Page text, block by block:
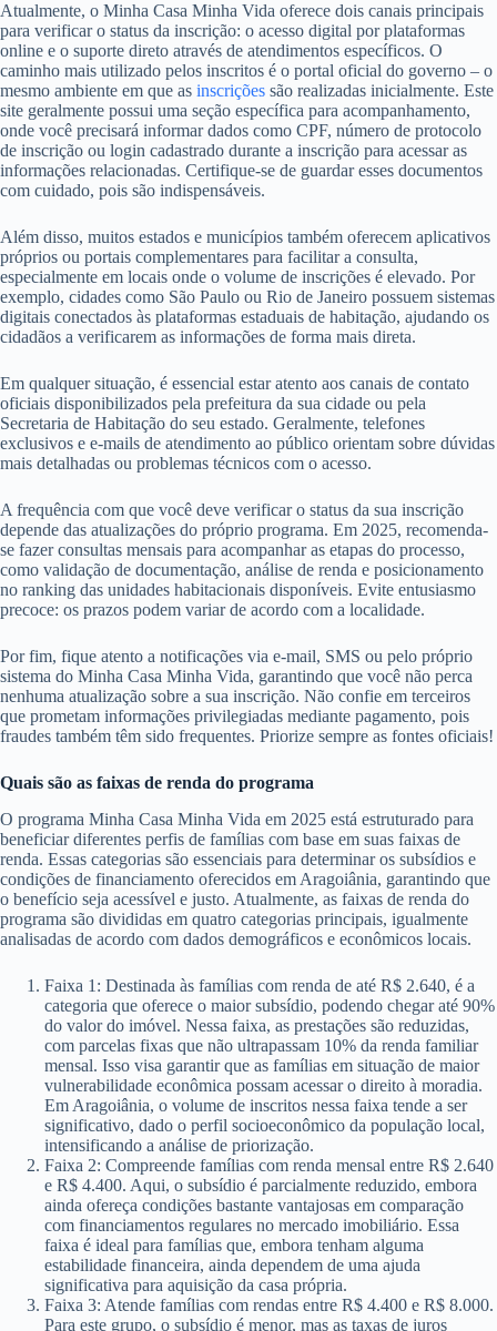
Atualmente, o Minha Casa Minha Vida oferece dois canais principais
para verificar o status da inscrição: o acesso digital por plataformas
online e o suporte direto através de atendimentos específicos. O
caminho mais utilizado pelos inscritos é o portal oficial do governo – o
mesmo ambiente em que as inscrições são realizadas inicialmente. Este
site geralmente possui uma seção específica para acompanhamento,
onde você precisará informar dados como CPF, número de protocolo
de inscrição ou login cadastrado durante a inscrição para acessar as
informações relacionadas. Certifique-se de guardar esses documentos
com cuidado, pois são indispensáveis.
Além disso, muitos estados e municípios também oferecem aplicativos
próprios ou portais complementares para facilitar a consulta,
especialmente em locais onde o volume de inscrições é elevado. Por
exemplo, cidades como São Paulo ou Rio de Janeiro possuem sistemas
digitais conectados às plataformas estaduais de habitação, ajudando os
cidadãos a verificarem as informações de forma mais direta.
Em qualquer situação, é essencial estar atento aos canais de contato
oficiais disponibilizados pela prefeitura da sua cidade ou pela
Secretaria de Habitação do seu estado. Geralmente, telefones
exclusivos e e-mails de atendimento ao público orientam sobre dúvidas
mais detalhadas ou problemas técnicos com o acesso.
A frequência com que você deve verificar o status da sua inscrição
depende das atualizações do próprio programa. Em 2025, recomenda-
se fazer consultas mensais para acompanhar as etapas do processo,
como validação de documentação, análise de renda e posicionamento
no ranking das unidades habitacionais disponíveis. Evite entusiasmo
precoce: os prazos podem variar de acordo com a localidade.
Por fim, fique atento a notificações via e-mail, SMS ou pelo próprio
sistema do Minha Casa Minha Vida, garantindo que você não perca
nenhuma atualização sobre a sua inscrição. Não confie em terceiros
que prometam informações privilegiadas mediante pagamento, pois
fraudes também têm sido frequentes. Priorize sempre as fontes oficiais!
Quais são as faixas de renda do programa
O programa Minha Casa Minha Vida em 2025 está estruturado para
beneficiar diferentes perfis de famílias com base em suas faixas de
renda. Essas categorias são essenciais para determinar os subsídios e
condições de financiamento oferecidos em Aragoiânia, garantindo que
o benefício seja acessível e justo. Atualmente, as faixas de renda do
programa são divididas em quatro categorias principais, igualmente
analisadas de acordo com dados demográficos e econômicos locais.
Faixa 1: Destinada às famílias com renda de até R$ 2.640, é a
categoria que oferece o maior subsídio, podendo chegar até 90%
do valor do imóvel. Nessa faixa, as prestações são reduzidas,
com parcelas fixas que não ultrapassam 10% da renda familiar
mensal. Isso visa garantir que as famílias em situação de maior
vulnerabilidade econômica possam acessar o direito à moradia.
Em Aragoiânia, o volume de inscritos nessa faixa tende a ser
significativo, dado o perfil socioeconômico da população local,
intensificando a análise de priorização.
Faixa 2: Compreende famílias com renda mensal entre R$ 2.640
e R$ 4.400. Aqui, o subsídio é parcialmente reduzido, embora
ainda ofereça condições bastante vantajosas em comparação
com financiamentos regulares no mercado imobiliário. Essa
faixa é ideal para famílias que, embora tenham alguma
estabilidade financeira, ainda dependem de uma ajuda
significativa para aquisição da casa própria.
Faixa 3: Atende famílias com rendas entre R$ 4.400 e R$ 8.000.
Para este grupo, o subsídio é menor, mas as taxas de juros